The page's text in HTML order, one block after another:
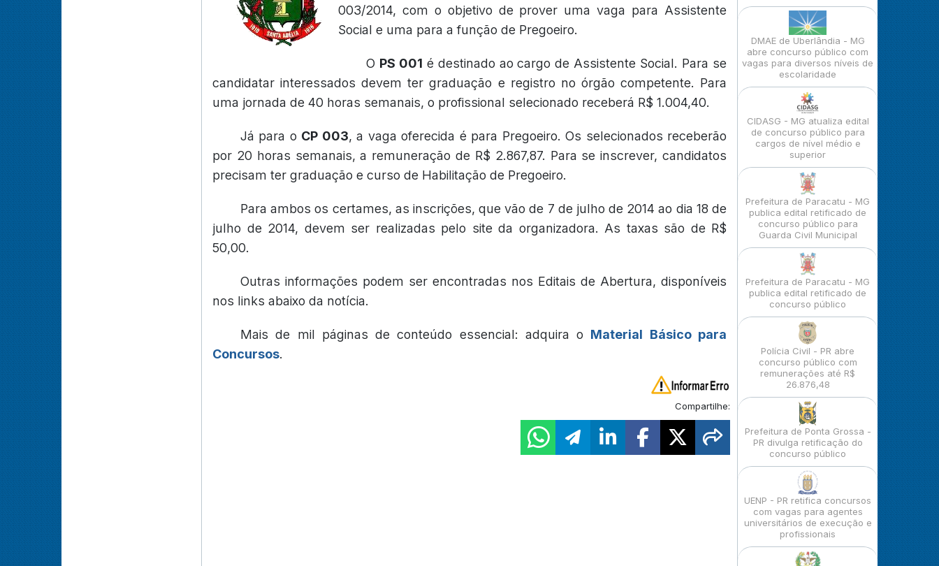
003/2014, com o objetivo de prover uma vaga para Assistente
Social e uma para a função de Pregoeiro.
O PS 001 é destinado ao cargo de Assistente Social. Para se
candidatar interessados devem ter graduação e registro no órgão competente. Para
uma jornada de 40 horas semanais, o profissional selecionado receberá R$ 1.004,40.
Já para o CP 003, a vaga oferecida é para Pregoeiro. Os selecionados receberão
por 20 horas semanais, a remuneração de R$ 2.867,87. Para se inscrever, candidatos
precisam ter graduação e curso de Habilitação de Pregoeiro.
Para ambos os certames, as inscrições, que vão de 7 de julho de 2014 ao dia 18 de
julho de 2014, devem ser realizadas pelo site da organizadora. As taxas são de R$
50,00.
Outras informações podem ser encontradas nos Editais de Abertura, disponíveis
nos links abaixo da notícia.
Mais de mil páginas de conteúdo essencial: adquira o Material Básico para
Concursos.
Compartilhe:
DMAE de Uberlândia - MG
abre concurso público com
vagas para diversos níveis de
escolaridade
CIDASG - MG atualiza edital
de concurso público para
cargos de nível médio e
superior
Prefeitura de Paracatu - MG
publica edital retificado de
concurso público para
Guarda Civil Municipal
Prefeitura de Paracatu - MG
publica edital retificado de
concurso público
Polícia Civil - PR abre
concurso público com
remunerações até R$
26.876,48
Prefeitura de Ponta Grossa -
PR divulga retificação do
concurso público
UENP - PR retifica concursos
com vagas para agentes
universitários de execução e
profissionais